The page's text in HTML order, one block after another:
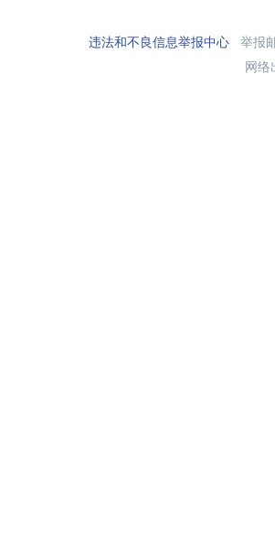
违法和不良信息举报中心举报
网